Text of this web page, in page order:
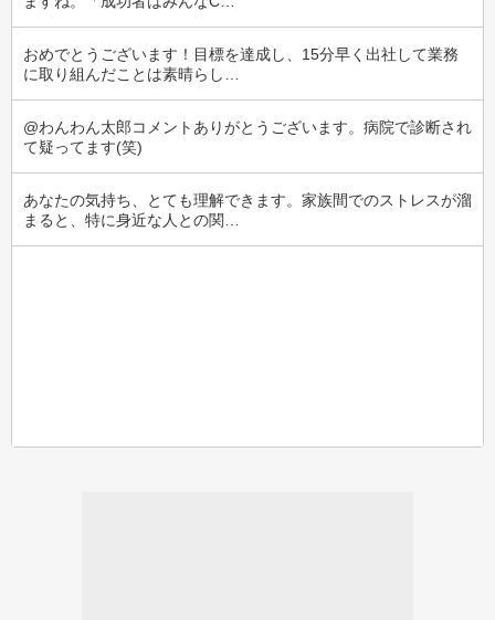
おめでとうございます！目標を達成し、15分早く出社して業務
に取り組んだことは素晴らし…
@わんわん太郎コメントありがとうございます。病院で診断され
て疑ってます(笑)
あなたの気持ち、とても理解できます。家族間でのストレスが溜
まると、特に身近な人との関…